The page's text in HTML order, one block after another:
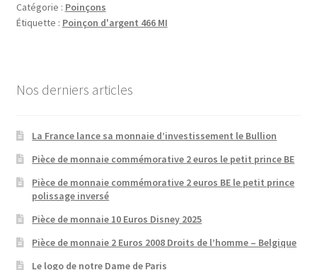
Catégorie : Poinçons
Étiquette : Poinçon d'argent 466 MI
Nos derniers articles
La France lance sa monnaie d’investissement le Bullion
Pièce de monnaie commémorative 2 euros le petit prince BE
Pièce de monnaie commémorative 2 euros BE le petit prince
polissage inversé
Pièce de monnaie 10 Euros Disney 2025
Pièce de monnaie 2 Euros 2008 Droits de l’homme – Belgique
Le logo de notre Dame de Paris